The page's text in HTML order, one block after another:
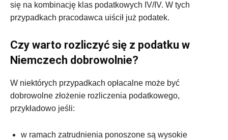
się na kombinację klas podatkowych IV/IV. W tych
przypadkach pracodawca uiścił już podatek.
Czy warto rozliczyć się z podatku w
Niemczech dobrowolnie?
W niektórych przypadkach opłacalne może być
dobrowolne złożenie rozliczenia podatkowego,
przykładowo jeśli:
w ramach zatrudnienia ponoszone są wysokie